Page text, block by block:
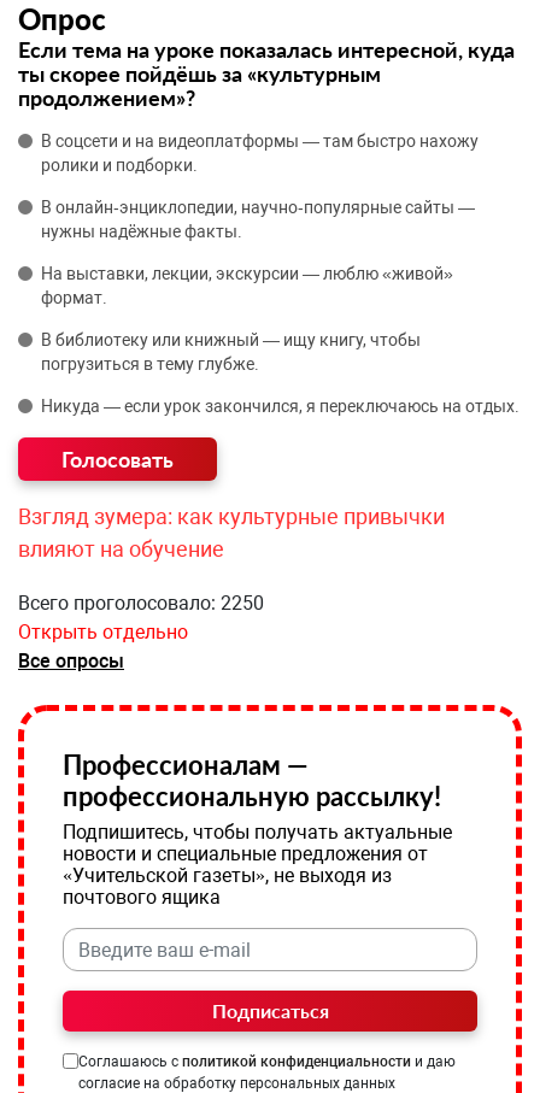
Опрос
Если тема на уроке показалась интересной, куда
ты скорее пойдёшь за «культурным
продолжением»?
В соцсети и на видеоплатформы — там быстро нахожу
ролики и подборки.
В онлайн‑энциклопедии, научно‑популярные сайты —
нужны надёжные факты.
На выставки, лекции, экскурсии — люблю «живой»
формат.
В библиотеку или книжный — ищу книгу, чтобы
погрузиться в тему глубже.
Никуда — если урок закончился, я переключаюсь на отдых.
Взгляд зумера: как культурные привычки
влияют на обучение
Всего проголосовало: 2250
Открыть отдельно
Все опросы
Профессионалам —
профессиональную рассылку!
Подпишитесь, чтобы получать актуальные
новости и специальные предложения от
«Учительской газеты», не выходя из
почтового ящика
Подписаться
Соглашаюсь с политикой конфиденциальности и даю
согласие на обработку персональных данных